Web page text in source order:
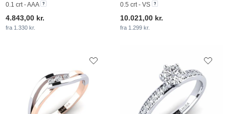
0.1 crt - AAA
4.843,00 kr.
fra 1.330 kr.
0.5 crt - VS
10.021,00 kr.
fra 1.299 kr.